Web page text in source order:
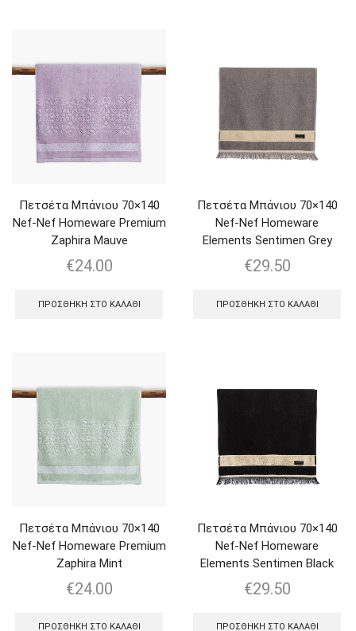
Πετσέτα Μπάνιου 70×140
Nef-Nef Homeware Premium
Zaphira Mauve
€24.00
ΠΡΟΣΘΉΚΗ ΣΤΟ ΚΑΛΆΘΙ
Πετσέτα Μπάνιου 70×140
Nef-Nef Homeware
Elements Sentimen Grey
€29.50
ΠΡΟΣΘΉΚΗ ΣΤΟ ΚΑΛΆΘΙ
Πετσέτα Μπάνιου 70×140
Nef-Nef Homeware Premium
Zaphira Mint
€24.00
ΠΡΟΣΘΉΚΗ ΣΤΟ ΚΑΛΆΘΙ
Πετσέτα Μπάνιου 70×140
Nef-Nef Homeware
Elements Sentimen Black
€29.50
ΠΡΟΣΘΉΚΗ ΣΤΟ ΚΑΛΆΘΙ